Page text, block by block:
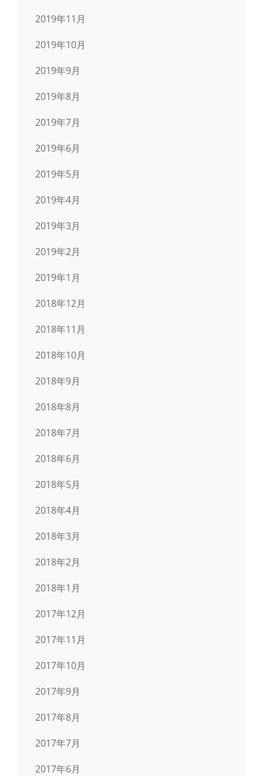
2019年11月
2019年10月
2019年9月
2019年8月
2019年7月
2019年6月
2019年5月
2019年4月
2019年3月
2019年2月
2019年1月
2018年12月
2018年11月
2018年10月
2018年9月
2018年8月
2018年7月
2018年6月
2018年5月
2018年4月
2018年3月
2018年2月
2018年1月
2017年12月
2017年11月
2017年10月
2017年9月
2017年8月
2017年7月
2017年6月